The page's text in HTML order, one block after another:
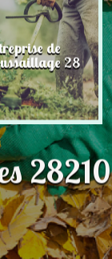
de
28
28210